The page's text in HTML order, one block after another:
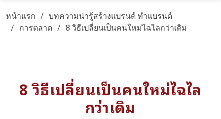
หน้าแรก
บทความน่ารู้สร้างแบรนด์ ทำแบรนด์
การตลาด
8 วิธีเปลี่ยนเป็นคนใหม่ไฉไลกว่าเดิม
8 วิธีเปลี่ยนเป็นคนใหม่ไฉไล
กว่าเดิม